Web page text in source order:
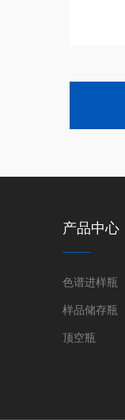
产品中心
色谱进样瓶
样品储存瓶
顶空瓶